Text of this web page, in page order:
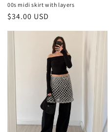
00s midi skirt with layers
Prezzo
listino
$34.00 USD